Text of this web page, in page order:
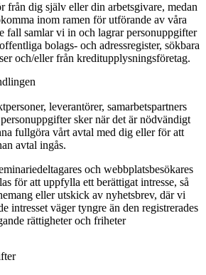
från dig själv eller din arbetsgivare, medan
inom ramen för utförande av våra
fall samlar vi in och lagrar personuppgifter
bolags- och adressregister, sökbara
och/eller från kreditupplysningsföretag.
leverantörer, samarbetspartners
sker när det är nödvändigt
fullgöra vårt avtal med dig eller för att
avtal ingås.
och webbplatsbesökares
för att uppfylla ett berättigat intresse, så
eller utskick av nyhetsbrev, där vi
intresset väger tyngre än den registrerades
rättigheter och friheter